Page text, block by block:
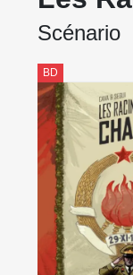
Scénario
BD